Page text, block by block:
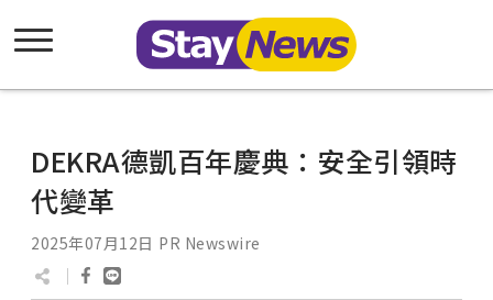
DEKRA德凱百年慶典：安全引領時
代變革
2025年07月12日 PR Newswire